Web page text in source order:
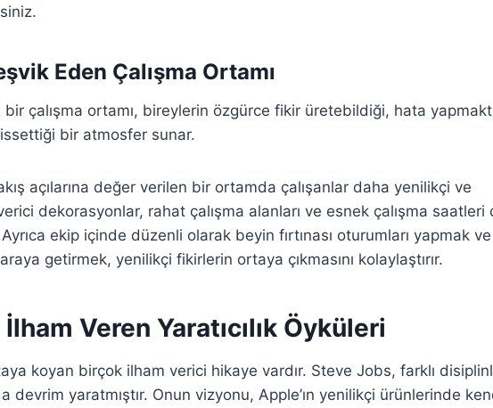
Eden Çalışma Ortamı
bir çalışma ortamı, bireylerin özgürce fikir üretebildiği, hata
bir atmosfer sunar.
açılarına değer verilen bir ortamda çalışanlar daha yenilikçi ve
dekorasyonlar, rahat çalışma alanları ve esnek çalışma saatleri
ekip içinde düzenli olarak beyin fırtınası oturumları yapmak ve
getirmek, yenilikçi fikirlerin ortaya çıkmasını kolaylaştırır.
Veren Yaratıcılık Öyküleri
koyan birçok ilham verici hikaye vardır. Steve Jobs, farklı
devrim yaratmıştır. Onun vizyonu, Apple’ın yenilikçi ürünlerinde